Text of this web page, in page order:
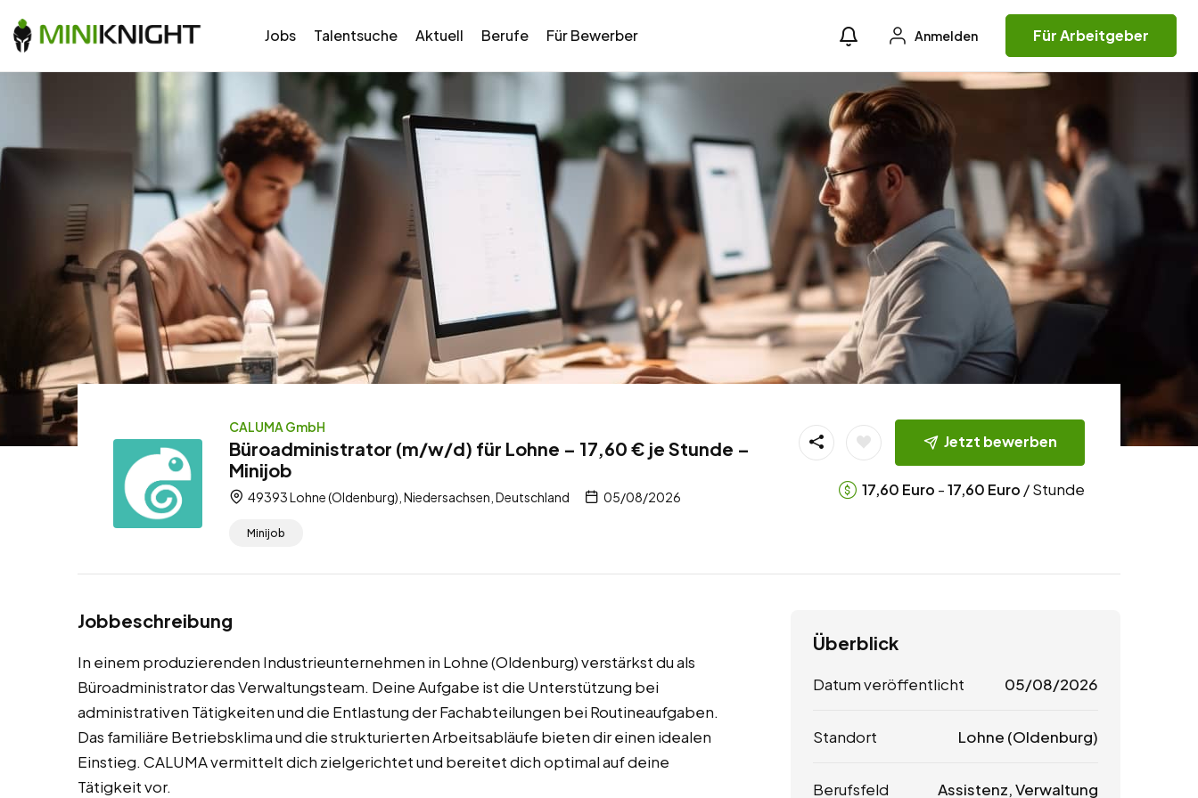
Jobs Talentsuche Aktuell Berufe Für Bewerber Anmelden Für Arbeitgeber
CALUMA GmbH
Büroadministrator (m/w/d) für Lohne – 17,60 € je Stunde –
Minijob
49393 Lohne (Oldenburg), Niedersachsen, Deutschland 05/08/2026
Minijob
Jetzt bewerben
17,60 Euro -17,60 Euro / Stunde
Jobbeschreibung
In einem produzierenden Industrieunternehmen in Lohne (Oldenburg) verstärkst du als
Büroadministrator das Verwaltungsteam. Deine Aufgabe ist die Unterstützung bei
administrativen Tätigkeiten und die Entlastung der Fachabteilungen bei Routineaufgaben.
Das familiäre Betriebsklima und die strukturierten Arbeitsabläufe bieten dir einen idealen
Einstieg. CALUMA vermittelt dich zielgerichtet und bereitet dich optimal auf deine
Tätigkeit vor.
Überblick
Datum veröffentlicht 05/08/2026
Standort Lohne (Oldenburg)
Berufsfeld Assistenz, Verwaltung